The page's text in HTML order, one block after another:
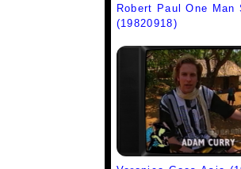
Robert Paul One Man
(19820918)